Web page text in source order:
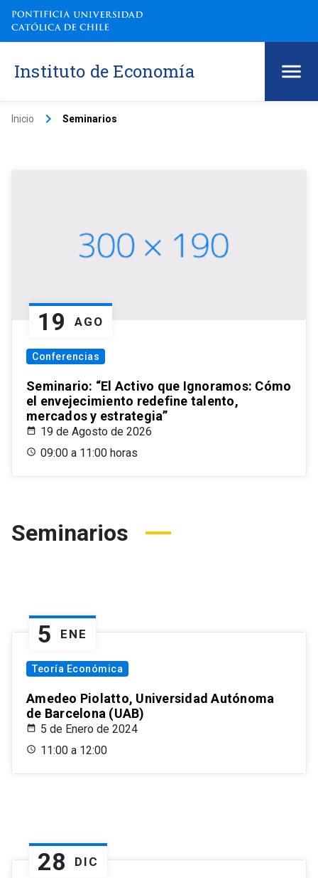
Instituto de Economía
Inicio keyboard_arrow_right Seminarios
19 AGO
Conferencias
Seminario: “El Activo que Ignoramos: Cómo
el envejecimiento redefine talento,
mercados y estrategia”
19 de Agosto de 2026
09:00 a 11:00 horas
Seminarios
5 ENE
Teoría Económica
Amedeo Piolatto, Universidad Autónoma
de Barcelona (UAB)
5 de Enero de 2024
11:00 a 12:00
28 DIC